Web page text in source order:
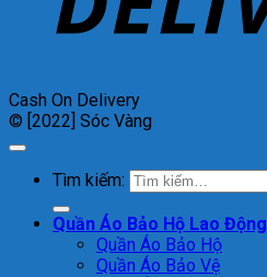
Cash On Delivery
© [2022] Sóc Vàng
Tìm kiếm:
Quần Áo Bảo Hộ Lao Động
Quần Áo Bảo Hộ
Quần Áo Bảo Vệ